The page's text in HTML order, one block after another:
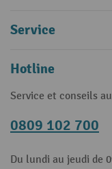
Service
Hotline
Service et conseils
0809 102 700
Du lundi au jeudi de